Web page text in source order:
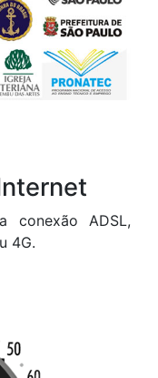
conexão ADSL,
4G.